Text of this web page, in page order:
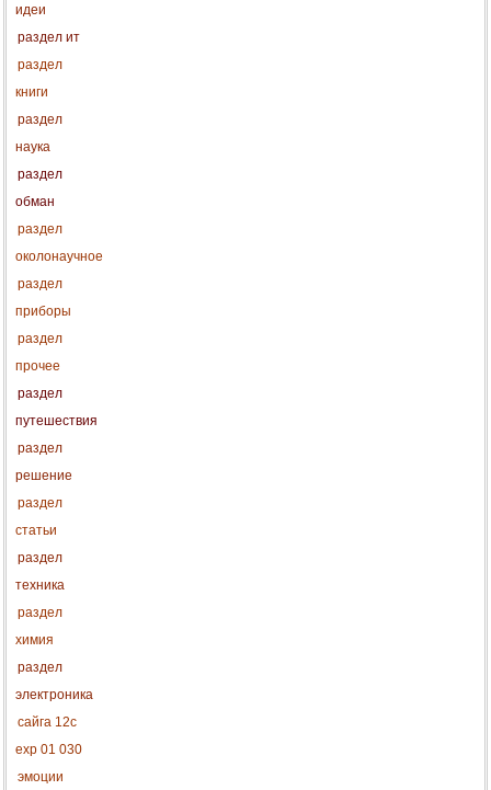
идеи
раздел ит
раздел
книги
раздел
наука
раздел
обман
раздел
околонаучное
раздел
приборы
раздел
прочее
раздел
путешествия
раздел
решение
раздел
статьи
раздел
техника
раздел
химия
раздел
электроника
сайга 12с
exp 01 030
эмоции